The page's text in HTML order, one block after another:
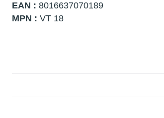
EAN : 8016637070189
MPN : VT 18